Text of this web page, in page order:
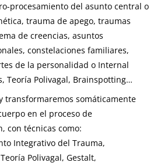
procesamiento del asunto central o
trauma de apego, traumas
de creencias, asuntos
constelaciones familiares,
de la personalidad o Internal
Teoría Polivagal, Brainspotting…
transformaremos somáticamente
en el proceso de
con técnicas como:
Integrativo del Trauma,
Polivagal, Gestalt,